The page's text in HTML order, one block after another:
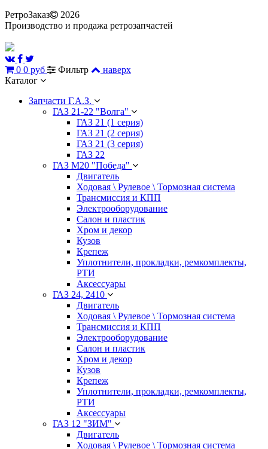
РетроЗаказ
2026
Производство и продажа ретрозапчастей
0 0 руб Фильтр
наверх
Каталог
Запчасти Г.А.З.
ГАЗ 21-22 "Волга"
ГАЗ 21 (1 серия)
ГАЗ 21 (2 серия)
ГАЗ 21 (3 серия)
ГАЗ 22
ГАЗ М20 "Победа"
Двигатель
Ходовая \ Рулевое \ Тормозная система
Трансмиссия и КПП
Электрооборудование
Салон и пластик
Хром и декор
Кузов
Крепеж
Уплотнители, прокладки, ремкомплекты,
РТИ
Аксессуары
ГАЗ 24, 2410
Двигатель
Ходовая \ Рулевое \ Тормозная система
Трансмиссия и КПП
Электрооборудование
Салон и пластик
Хром и декор
Кузов
Крепеж
Уплотнители, прокладки, ремкомплекты,
РТИ
Аксессуары
ГАЗ 12 "ЗИМ"
Двигатель
Ходовая \ Рулевое \ Тормозная система